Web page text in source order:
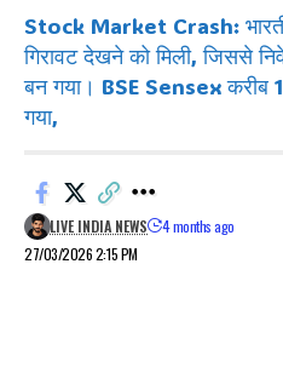
Stock Market Crash:
गिरावट देखने को मिली, जिससे
बन गया। BSE Sensex
गया,
27/03/2026 2:15 PM
LIVE INDIA NEWS 4 months ago